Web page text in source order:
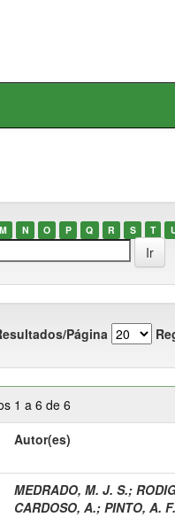
M N O P Q R S T
Página
1 a 6 de 6
Autor(es)
MEDRADO, M. J. S.;
CARDOSO, A.; PINTO, A. F.